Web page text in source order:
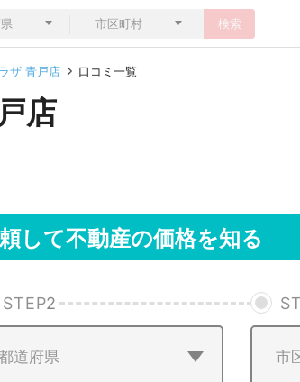
検索
ザ 青戸店 口コミ一覧
店
して不動産の価格を知る
STEP2